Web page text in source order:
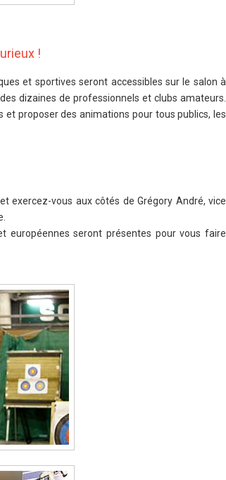
!
et sportives seront accessibles sur le salon à
dizaines de professionnels et clubs amateurs.
proposer des animations pour tous publics, les
exercez-vous aux côtés de Grégory André, vice
européennes seront présentes pour vous faire